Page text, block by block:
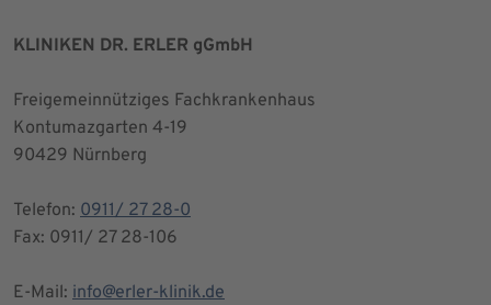
KLINIKEN DR. ERLER gGmbH
Freigemeinnütziges Fachkrankenhaus
Kontumazgarten 4-19
90429 Nürnberg
Telefon: 0911/ 27 28-0
Fax: 0911/ 27 28-106
E-Mail: info@erler-klinik.de